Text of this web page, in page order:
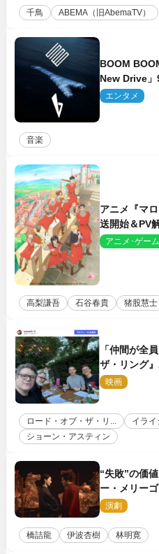
千鳥 ABEMA（旧AbemaTV）
BOOM
New Drive」
エンタメ
音楽
アニメ『マ
送開始＆PV
吾、川島零士
アニメ･ゲーム
高梨謙吾 石谷春貴 猪股慧士
「仲間が全
ザ・リング
感激
映画
ロード・オブ・ザ・リ...
イラ
ショーン・アスティン
“失敗”の価
ー・メリー
演劇
橋詰龍 伊波杏樹 林明寛